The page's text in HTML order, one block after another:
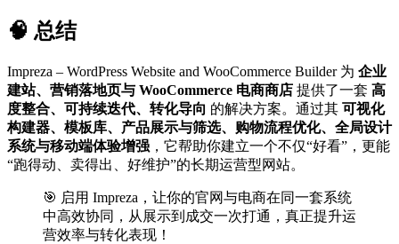
🧠 总结
Impreza – WordPress Website and WooCommerce Builder 为 企业
建站、营销落地页与 WooCommerce 电商商店 提供了一套 高
度整合、可持续迭代、转化导向 的解决方案。通过其 可视化
构建器、模板库、产品展示与筛选、购物流程优化、全局设计
系统与移动端体验增强 ，它帮助你建立一个不仅“好看”，更能
“跑得动、卖得出、好维护”的长期运营型网站。
🎯 启用 Impreza，让你的官网与电商在同一套系统
中高效协同，从展示到成交一次打通，真正提升运
营效率与转化表现！